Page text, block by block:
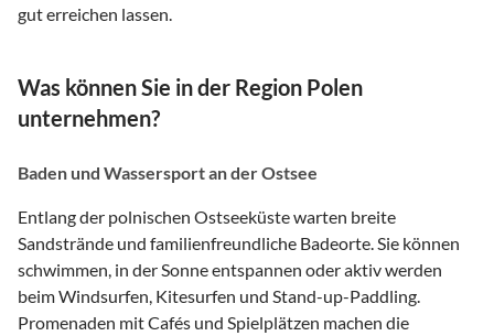
gut erreichen lassen.
Was können Sie in der Region Polen
unternehmen?
Baden und Wassersport an der Ostsee
Entlang der polnischen Ostseeküste warten breite
Sandstrände und familienfreundliche Badeorte. Sie können
schwimmen, in der Sonne entspannen oder aktiv werden
beim Windsurfen, Kitesurfen und Stand-up-Paddling.
Promenaden mit Cafés und Spielplätzen machen die